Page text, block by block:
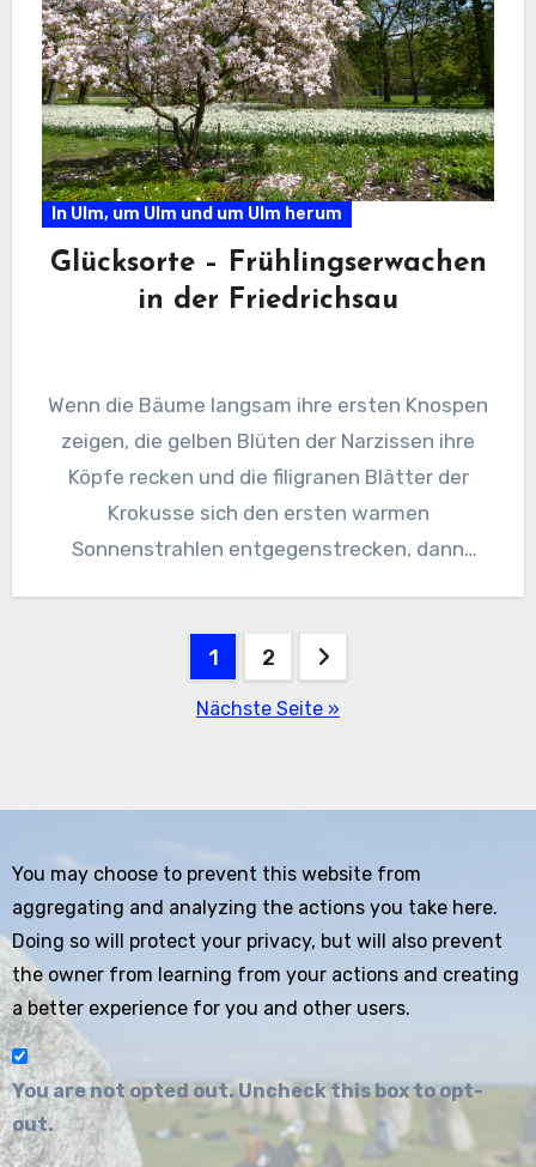
In Ulm, um Ulm und um Ulm herum
Glücksorte – Frühlingserwachen
in der Friedrichsau
Wenn die Bäume langsam ihre ersten Knospen
zeigen, die gelben Blüten der Narzissen ihre
Köpfe recken und die filigranen Blätter der
Krokusse sich den ersten warmen
Sonnenstrahlen entgegenstrecken, dann
Seitennummerierung
1 2
Nächste Seite »
You may choose to prevent this website from
aggregating and analyzing the actions you take here.
Doing so will protect your privacy, but will also prevent
the owner from learning from your actions and creating
a better experience for you and other users.
You are not opted out. Uncheck this box to opt-
out.